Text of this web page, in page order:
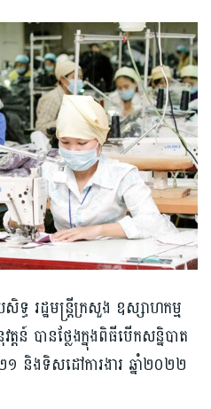
ទ្ធ រដ្ឋមន្ត្រីក្រសួង ឧស្សាហកម្ម
ត្តន៍ បានថ្លែង​ក្នុង​ពិធី​បើក​សន្និបាត​
១ និង​ទិសដៅ​ការងារ ឆ្នាំ​២០២២